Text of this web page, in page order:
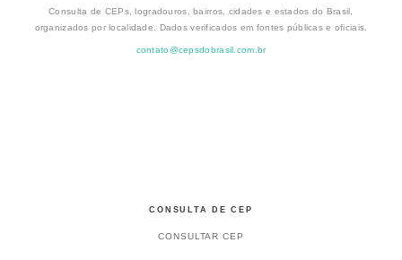
Consulta de CEPs, logradouros, bairros, cidades e estados do Brasil,
organizados por localidade. Dados verificados em fontes públicas e oficiais.
contato@cepsdobrasil.com.br
CONSULTA DE CEP
CONSULTAR CEP